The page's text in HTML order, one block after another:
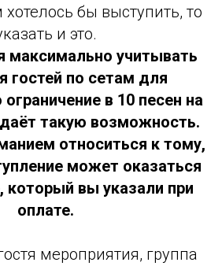
хотелось бы выступить, то
и это.
максимально учитывать
гостей по сетам для
в 10 песен на
такую возможность.
относиться к тому,
может оказаться
который вы указали при
оплате.
мероприятия, группа